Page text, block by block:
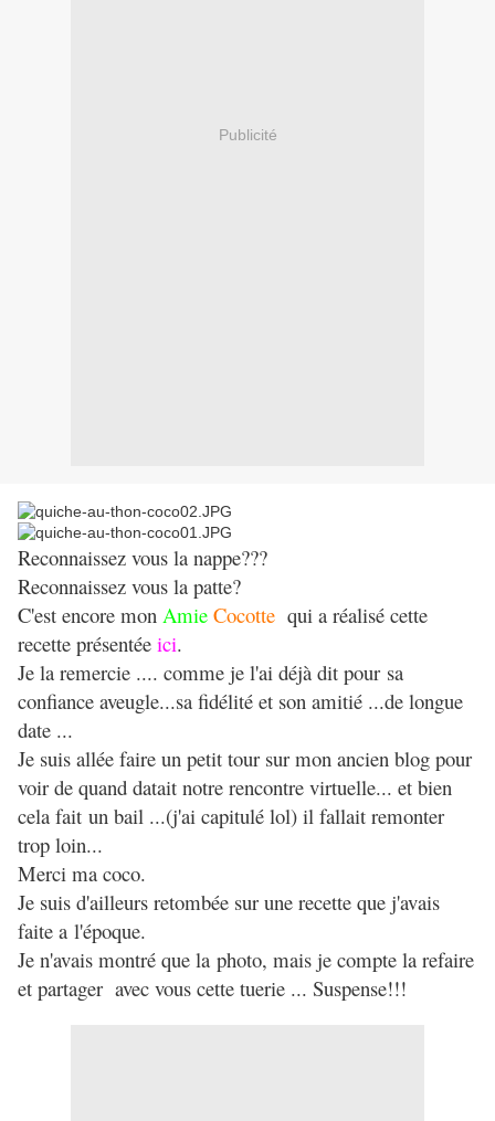
Publicité
Reconnaissez vous la nappe???
Reconnaissez vous la patte?
C'est encore mon Amie Cocotte qui a réalisé cette
recette présentée ici.
Je la remercie .... comme je l'ai déjà dit pour sa
confiance aveugle...sa fidélité et son amitié ...de longue
date ...
Je suis allée faire un petit tour sur mon ancien blog pour
voir de quand datait notre rencontre virtuelle... et bien
cela fait un bail ...(j'ai capitulé lol) il fallait remonter
trop loin...
Merci ma coco.
Je suis d'ailleurs retombée sur une recette que j'avais
faite a l'époque.
Je n'avais montré que la photo, mais je compte la refaire
et partager avec vous cette tuerie ... Suspense!!!